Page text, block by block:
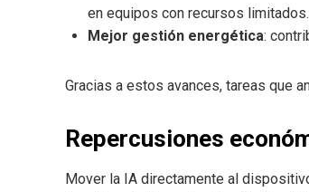
en equipos con recursos limitados.
Mejor gestión energética:
Gracias a estos avances, tareas que
Repercusiones
Mover la IA directamente al